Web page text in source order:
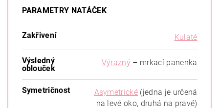
PARAMETRY NATÁČEK
Zakřivení Kulaté
Výsledný
oblouček
Výrazný – mrkací panenka
Symetričnost Asymetrické (jedna je určená
na levé oko, druhá na pravé)